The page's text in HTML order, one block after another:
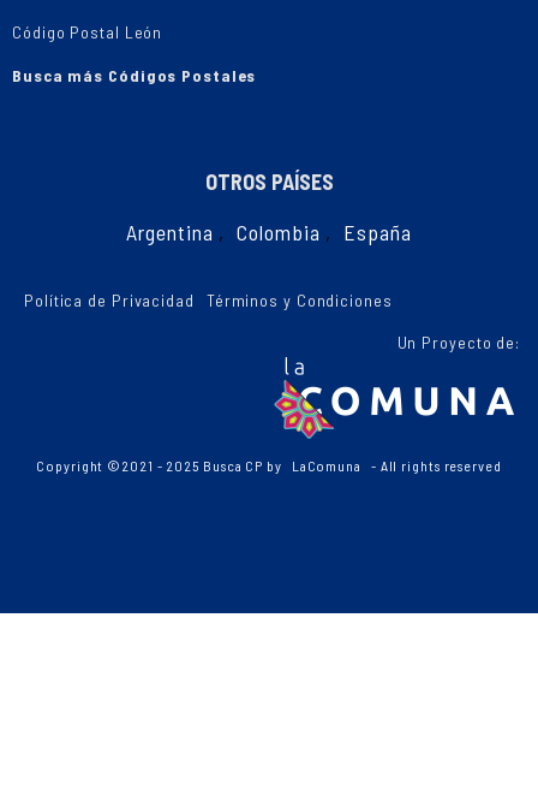
Código Postal León
Busca más Códigos Postales
OTROS PAÍSES
Argentina , Colombia , España
Política de Privacidad Términos y Condiciones
Un Proyecto de:
Copyright ©2021 - 2025 Busca CP by LaComuna - All rights reserved